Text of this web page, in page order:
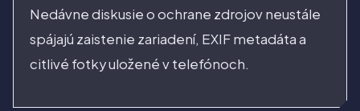
Nedávne diskusie o ochrane zdrojov neustále
spájajú zaistenie zariadení, EXIF metadáta a
citlivé fotky uložené v telefónoch.